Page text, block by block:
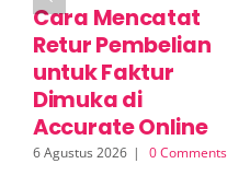
Cara Mencatat
Retur Pembelian
untuk Faktur
Dimuka di
Accurate Online
6 Agustus 2026 | 0 Comments